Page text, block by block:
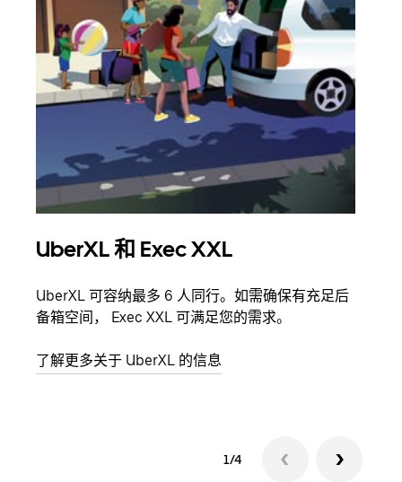
UberXL 和 Exec XXL
UberXL 可容纳最多 6 人同行。如需确保有充足后
备箱空间， Exec XXL 可满足您的需求。
了解更多关于 UberXL 的信息
1/4